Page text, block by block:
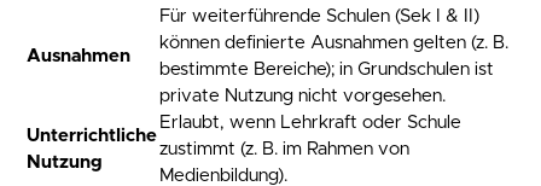
Ausnahmen
Für weiterführende Schulen (Sek I & II)
können definierte Ausnahmen gelten (z. B.
bestimmte Bereiche); in Grundschulen ist
private Nutzung nicht vorgesehen.
Unterrichtliche
Nutzung
Erlaubt, wenn Lehrkraft oder Schule
zustimmt (z. B. im Rahmen von
Medienbildung).